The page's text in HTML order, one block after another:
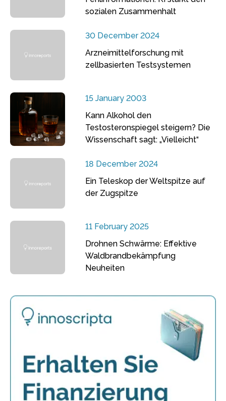
sozialen Zusammenhalt
30 December 2024
Arzneimittelforschung mit
zellbasierten Testsystemen
15 January 2003
Kann Alkohol den
Testosteronspiegel steigern? Die
Wissenschaft sagt: „Vielleicht“
18 December 2024
Ein Teleskop der Weltspitze auf
der Zugspitze
11 February 2025
Drohnen Schwärme: Effektive
Waldbrandbekämpfung
Neuheiten